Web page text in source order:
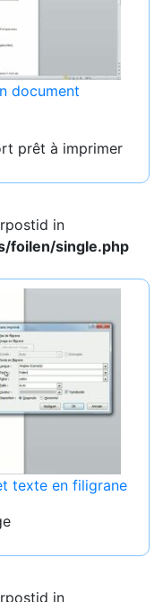
document
prêt à imprimer
in
foilen/single.php
texte en filigrane
in